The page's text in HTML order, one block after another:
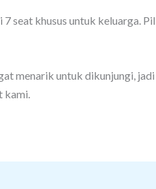
seat khusus untuk keluarga.
menarik untuk dikunjungi,
kami.